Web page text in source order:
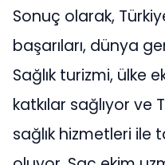
Sonuç olarak,
başarıları, dünya
Sağlık turizmi, ülke
katkılar sağlıyor ve
sağlık hizmetleri ile